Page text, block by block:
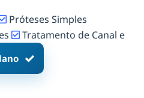
Próteses Simples
Tratamento de Canal e